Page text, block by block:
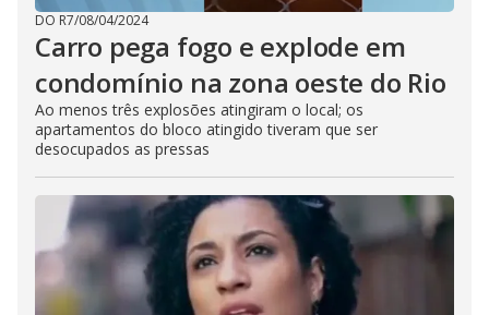
DO R7/08/04/2024
Carro pega fogo e explode em
condomínio na zona oeste do Rio
Ao menos três explosões atingiram o local; os
apartamentos do bloco atingido tiveram que ser
desocupados as pressas